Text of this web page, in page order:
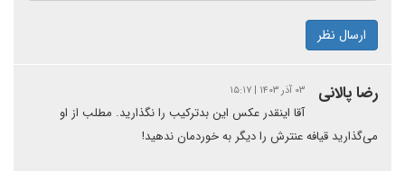
ارسال نظر
رضا پالانی ۰۳ آذر ۱۴۰۳ | ۱۵:۱۷
آقا اینقدر عکس این بدترکیب را نگذارید. مطلب از او
می‌گذارید قیافه عنترش را دیگر به خوردمان ندهید!